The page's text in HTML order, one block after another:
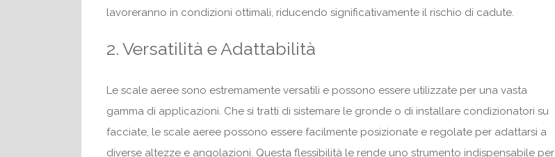
lavoreranno in condizioni ottimali, riducendo significativamente il rischio di cadute.
2. Versatilità e Adattabilità
Le scale aeree sono estremamente versatili e possono essere utilizzate per una vasta
gamma di applicazioni. Che si tratti di sistemare le gronde o di installare condizionatori su
facciate, le scale aeree possono essere facilmente posizionate e regolate per adattarsi a
diverse altezze e angolazioni. Questa flessibilità le rende uno strumento indispensabile per